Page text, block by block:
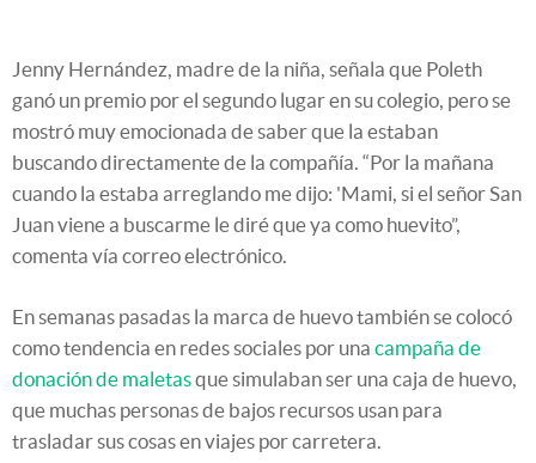
Jenny Hernández, madre de la niña, señala que Poleth
ganó un premio por el segundo lugar en su colegio, pero se
mostró muy emocionada de saber que la estaban
buscando directamente de la compañía. “Por la mañana
cuando la estaba arreglando me dijo: 'Mami, si el señor San
Juan viene a buscarme le diré que ya como huevito”,
comenta vía correo electrónico.
En semanas pasadas la marca de huevo también se colocó
como tendencia en redes sociales por una campaña de
donación de maletasque simulaban ser una caja de huevo,
que muchas personas de bajos recursos usan para
trasladar sus cosas en viajes por carretera.